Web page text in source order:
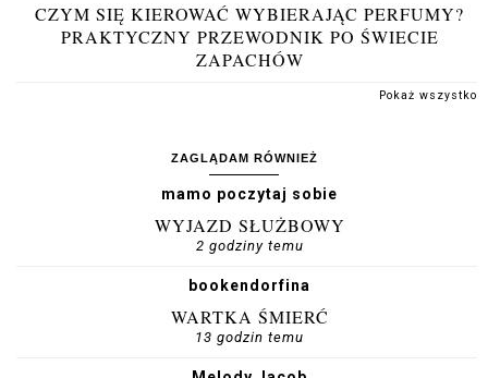
CZYM SIĘ KIEROWAĆ WYBIERAJĄC PERFUMY?
PRAKTYCZNY PRZEWODNIK PO ŚWIECIE
ZAPACHÓW
Pokaż wszystko
ZAGLĄDAM RÓWNIEŻ
mamo poczytaj sobie
WYJAZD SŁUŻBOWY
2 godziny temu
bookendorfina
WARTKA ŚMIERĆ
13 godzin temu